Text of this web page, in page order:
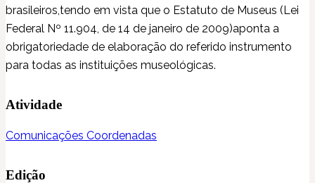
brasileiros,tendo em vista que o Estatuto de Museus (Lei
Federal Nº 11.904, de 14 de janeiro de 2009)aponta a
obrigatoriedade de elaboração do referido instrumento
para todas as instituições museológicas.
Atividade
Comunicações Coordenadas
Edição